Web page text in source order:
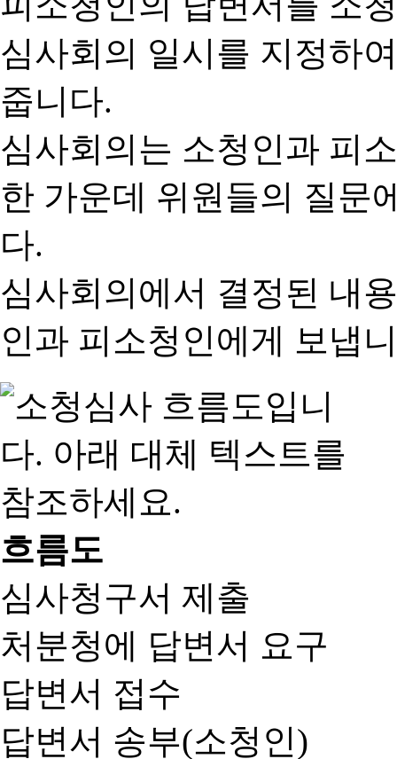
심사회의 일시를 지정하
줍니다.
심사회의는 소청인과 피
한 가운데 위원들의 질문
다.
심사회의에서 결정된 내
인과 피소청인에게 보냅
흐름도
심사청구서 제출
처분청에 답변서 요구
답변서 접수
답변서 송부(소청인)